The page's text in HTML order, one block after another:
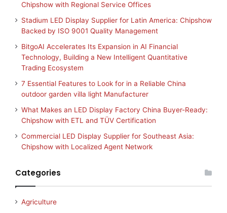
Chipshow with Regional Service Offices
Stadium LED Display Supplier for Latin America: Chipshow
Backed by ISO 9001 Quality Management
BitgoAI Accelerates Its Expansion in AI Financial
Technology, Building a New Intelligent Quantitative
Trading Ecosystem
7 Essential Features to Look for in a Reliable China
outdoor garden villa light Manufacturer
What Makes an LED Display Factory China Buyer-Ready:
Chipshow with ETL and TÜV Certification
Commercial LED Display Supplier for Southeast Asia:
Chipshow with Localized Agent Network
Categories
Agriculture